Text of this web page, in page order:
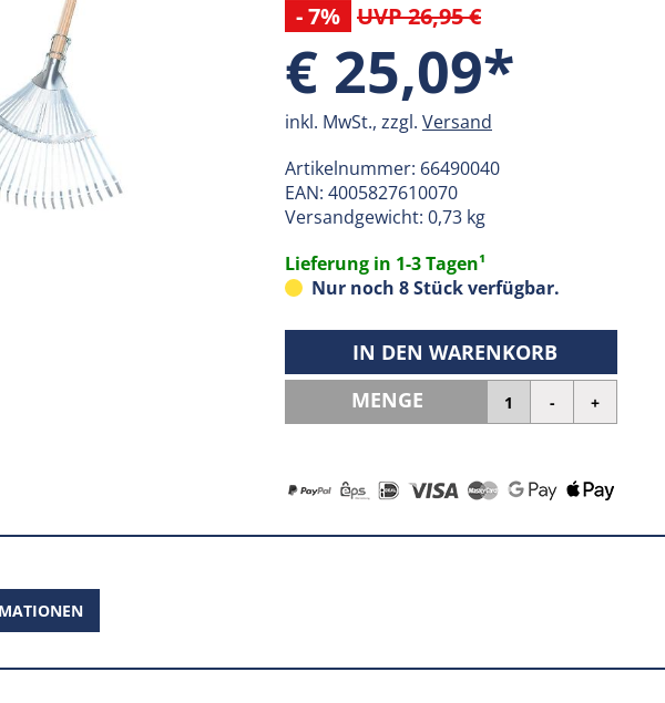
- 7% UVP 26,95 €
€ 25,09*
inkl. MwSt., zzgl. Versand
Artikelnummer: 66490040
EAN: 4005827610070
Versandgewicht: 0,73 kg
Lieferung in 1-3 Tagen¹
Nur noch 8 Stück verfügbar.
IN DEN WARENKORB
MENGE